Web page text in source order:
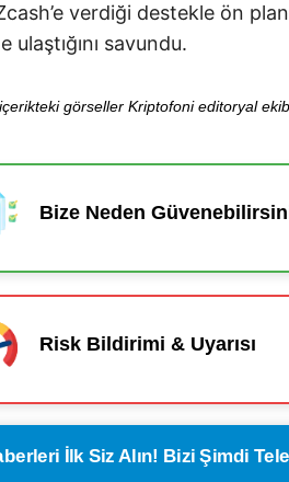
verdiği destekle ön
ulaştığını savundu.
görseller Kriptofoni editoryal
Bize Neden
Risk Bildirimi & Uyarısı
İlk Siz Alın! Bizi Şimdi